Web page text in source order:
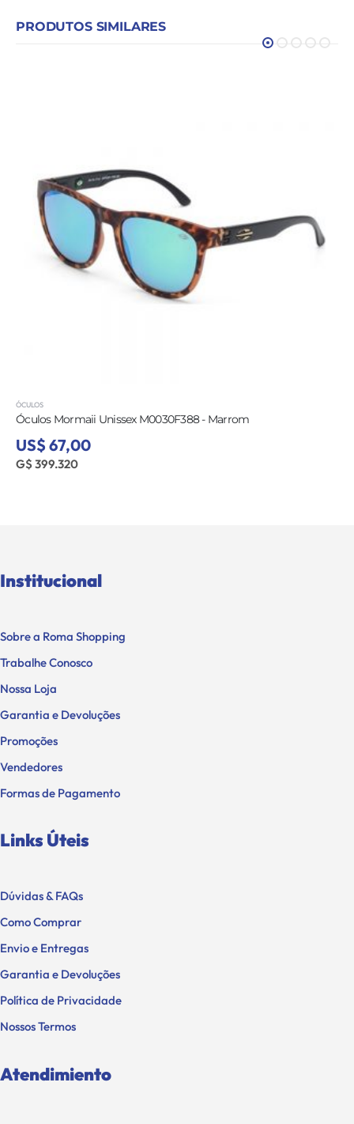
PRODUTOS SIMILARES
ÓCULOS
Óculos Mormaii Unissex M0030F388 - Marrom
US$ 67,00
G$ 399.320
Institucional
Sobre a Roma Shopping
Trabalhe Conosco
Nossa Loja
Garantia e Devoluções
Promoções
Vendedores
Formas de Pagamento
Links Úteis
Dúvidas & FAQs
Como Comprar
Envio e Entregas
Garantia e Devoluções
Política de Privacidade
Nossos Termos
Atendimiento